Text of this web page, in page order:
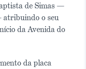
de Simas —
atribuindo o seu
da Avenida do
da placa